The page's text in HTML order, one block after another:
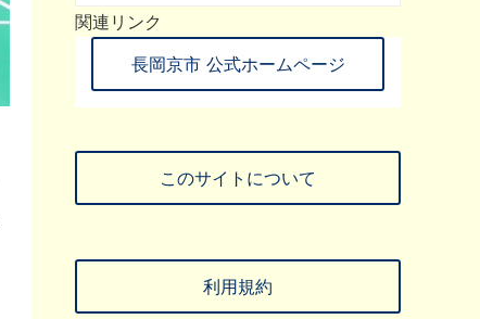
関連リンク
長岡京市 公式ホームページ
このサイトについて
利用規約